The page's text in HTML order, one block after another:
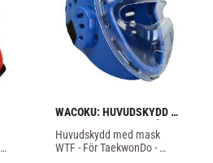
WACOKU: HUVUDSKYDD
MED FACE MASK - BLÅ
Huvudskydd med mask
WTF - För TaekwonDo -